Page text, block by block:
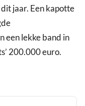
jaar. Een kapotte
een lekke band in
200.000 euro.